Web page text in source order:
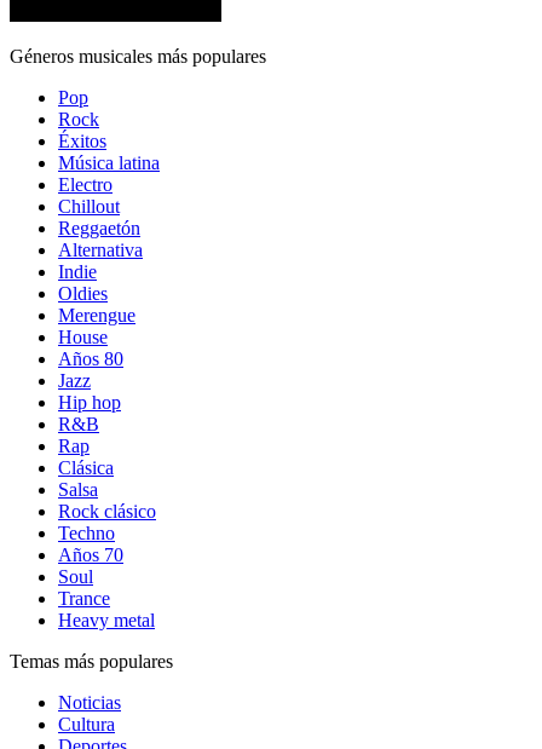
Géneros musicales más populares
Pop
Rock
Éxitos
Música latina
Electro
Chillout
Reggaetón
Alternativa
Indie
Oldies
Merengue
House
Años 80
Jazz
Hip hop
R&B
Rap
Clásica
Salsa
Rock clásico
Techno
Años 70
Soul
Trance
Heavy metal
Temas más populares
Noticias
Cultura